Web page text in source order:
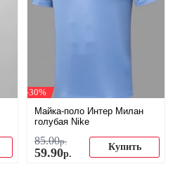
-30%
Майка-поло Интер Милан
голубая Nike
85.00р.
59.90р.
Купить